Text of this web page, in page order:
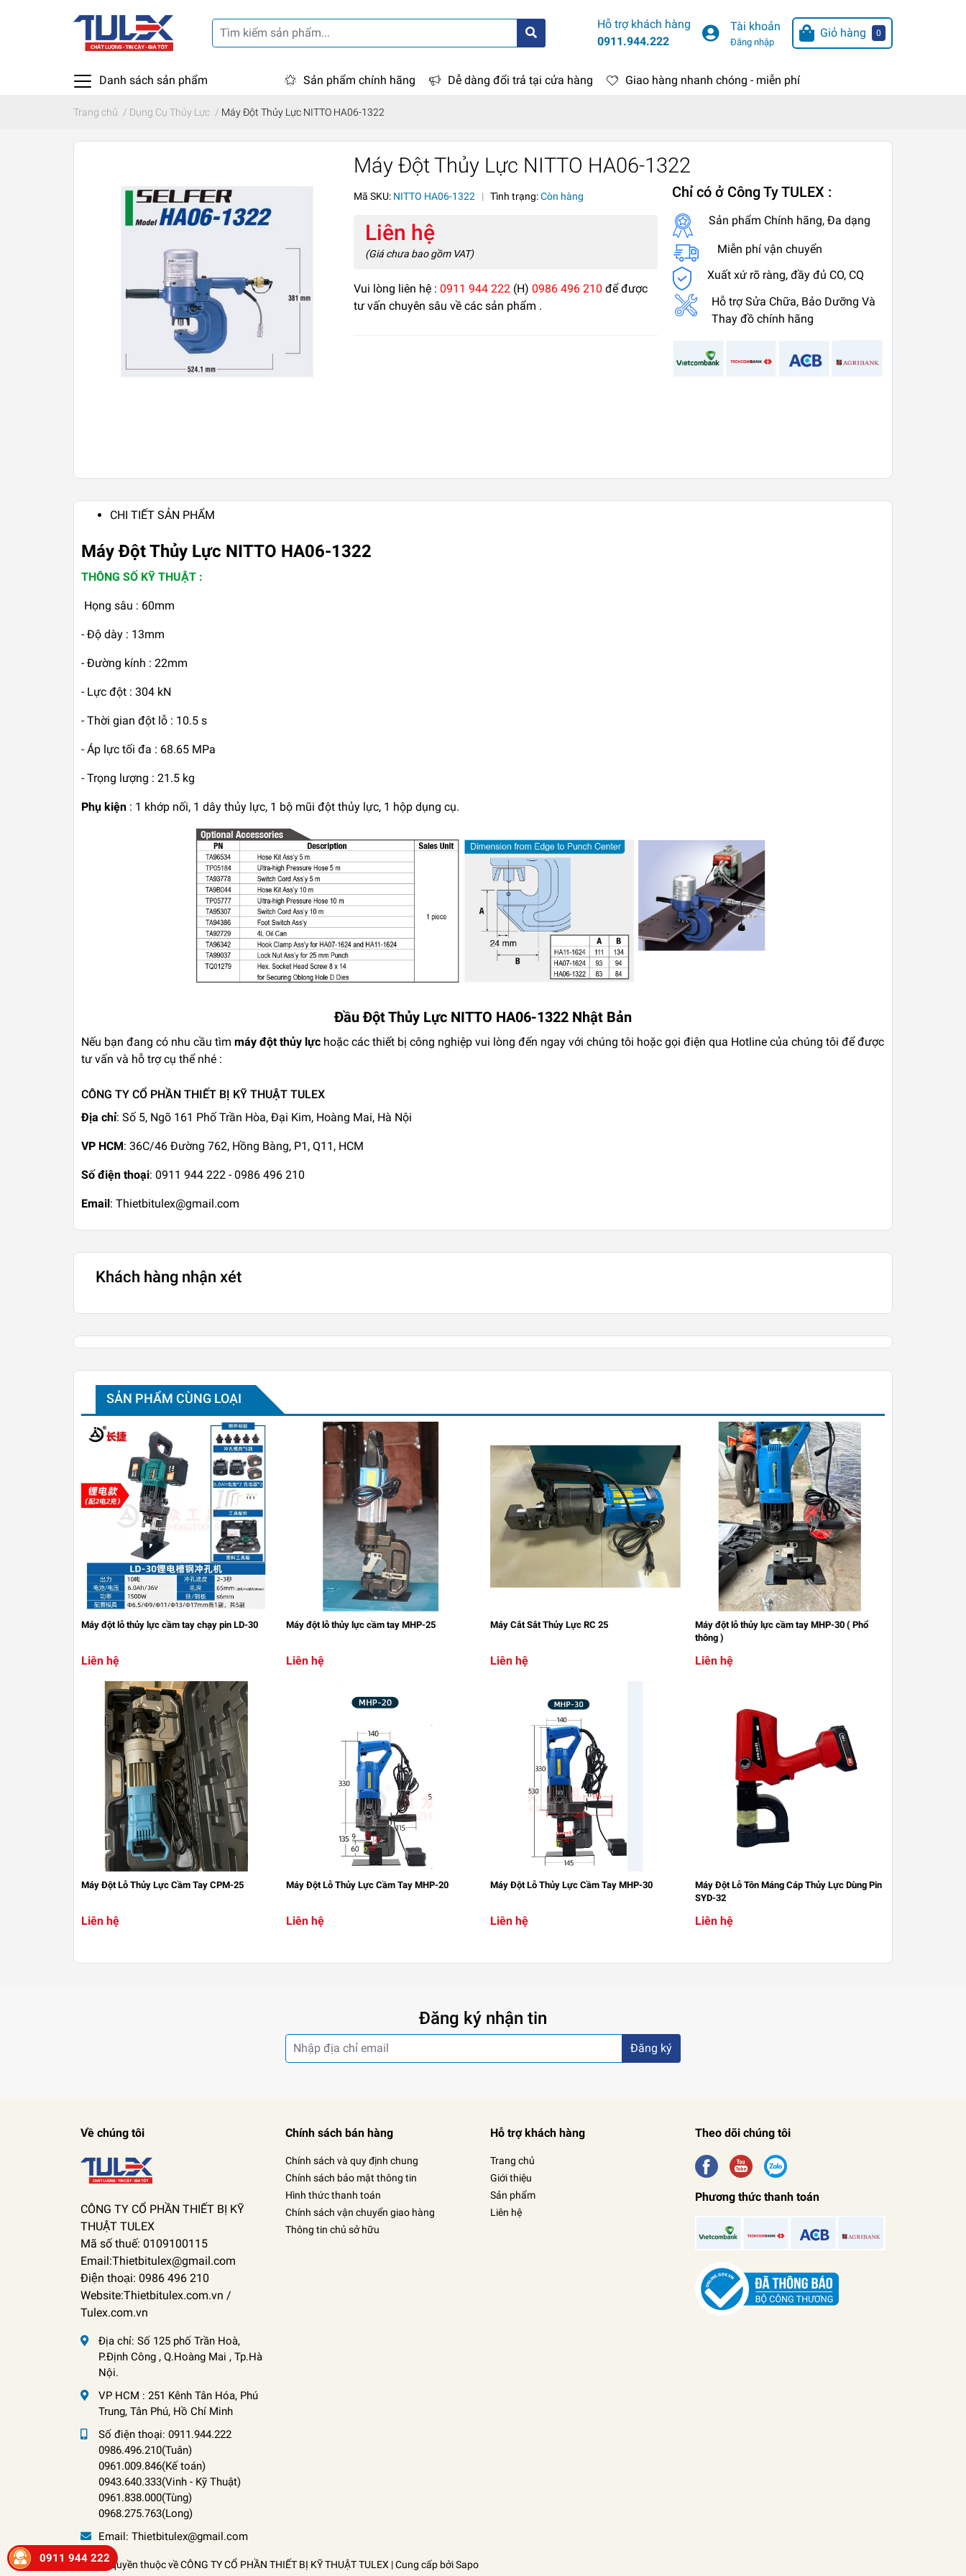
Hỗ trợ khách hàng
0911.944.222
Tài khoản
Đăng nhập
Giỏ hàng 0
Danh sách sản phẩm Sản phẩm chính hãng Dễ dàng đổi trả tại cửa hàng Giao hàng nhanh chóng - miễn phí
Trang chủ / Dụng Cụ Thủy Lực / Máy Đột Thủy Lực NITTO HA06-1322
Máy Đột Thủy Lực NITTO HA06-1322
Mã SKU: NITTO HA06-1322 | Tình trạng:Còn hàng
Liên hệ
(Giá chưa bao gồm VAT)
Vui lòng liên hệ :0911 944 222 (H)0986 496 210 để được
tư vấn chuyên sâu về các sản phẩm .
Chỉ có ở Công Ty TULEX :
Sản phẩm Chính hãng, Đa dạng
Miễn phí vận chuyển
Xuất xứ rõ ràng, đầy đủ CO, CQ
Hỗ trợ Sửa Chữa, Bảo Dưỡng Và
Thay đồ chính hãng
CHI TIẾT SẢN PHẨM
Máy Đột Thủy Lực NITTO HA06-1322
THÔNG SỐ KỸ THUẬT :
Họng sâu : 60mm
- Độ dày : 13mm
- Đường kính : 22mm
- Lực đột : 304 kN
- Thời gian đột lỗ : 10.5 s
- Áp lực tối đa : 68.65 MPa
- Trọng lượng : 21.5 kg
Phụ kiện : 1 khớp nối, 1 dây thủy lực, 1 bộ mũi đột thủy lực, 1 hộp dụng cụ.
Đầu Đột Thủy Lực NITTO HA06-1322 Nhật Bản
Nếu bạn đang có nhu cầu tìm máy đột thủy lực hoặc các thiết bị công nghiệp vui lòng đến ngay với chúng tôi hoặc gọi điện qua Hotline của chúng tôi để được
tư vấn và hỗ trợ cụ thể nhé :
CÔNG TY CỔ PHẦN THIẾT BỊ KỸ THUẬT TULEX
Địa chỉ: Số 5, Ngõ 161 Phố Trần Hòa, Đại Kim, Hoàng Mai, Hà Nội
VP HCM: 36C/46 Đường 762, Hồng Bàng, P1, Q11, HCM
Số điện thoại: 0911 944 222 - 0986 496 210
Email: Thietbitulex@gmail.com
Khách hàng nhận xét
SẢN PHẨM CÙNG LOẠI
Máy đột lỗ thủy lực cầm tay chạy pin LD-30
Liên hệ
Máy đột lỗ thủy lực cầm tay MHP-25
Liên hệ
Máy Cắt Sắt Thủy Lực RC 25
Liên hệ
Máy đột lỗ thủy lực cầm tay MHP-30 ( Phổ
thông )
Liên hệ
Máy Đột Lỗ Thủy Lực Cầm Tay CPM-25
Liên hệ
Máy Đột Lỗ Thủy Lực Cầm Tay MHP-20
Liên hệ
Máy Đột Lỗ Thủy Lực Cầm Tay MHP-30
Liên hệ
Máy Đột Lỗ Tôn Máng Cáp Thủy Lực Dùng Pin
SYD-32
Liên hệ
Đăng ký nhận tin
Đăng ký
Về chúng tôi
CÔNG TY CỔ PHẦN THIẾT BỊ KỸ
THUẬT TULEX
Mã số thuế: 0109100115
Email:Thietbitulex@gmail.com
Điện thoại: 0986 496 210
Website:Thietbitulex.com.vn /
Tulex.com.vn
Địa chỉ: Số 125 phố Trần Hoà,
P.Định Công , Q.Hoàng Mai , Tp.Hà
Nội.
VP HCM : 251 Kênh Tân Hóa, Phú
Trung, Tân Phú, Hồ Chí Minh
Số điện thoại: 0911.944.222
0986.496.210(Tuân)
0961.009.846(Kế toán)
0943.640.333(Vinh - Kỹ Thuật)
0961.838.000(Tùng)
0968.275.763(Long)
Email: Thietbitulex@gmail.com
Chính sách bán hàng
Chính sách và quy định chung
Chính sách bảo mật thông tin
Hình thức thanh toán
Chính sách vận chuyển giao hàng
Thông tin chủ sở hữu
Hỗ trợ khách hàng
Trang chủ
Giới thiệu
Sản phẩm
Liên hệ
Theo dõi chúng tôi
Phương thức thanh toán
© Bản quyền thuộc vềCÔNG TY CỔ PHẦN THIẾT BỊ KỸ THUẬT TULEX | Cung cấp bởiSapo
0911 944 222